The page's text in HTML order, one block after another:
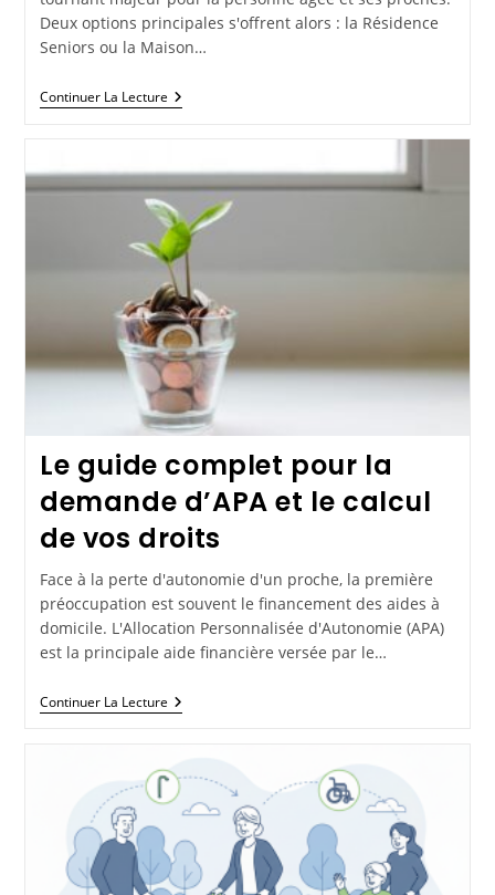
Deux options principales s'offrent alors : la Résidence
Seniors ou la Maison…
Continuer La Lecture
Le guide complet pour la
demande d’APA et le calcul
de vos droits
Face à la perte d'autonomie d'un proche, la première
préoccupation est souvent le financement des aides à
domicile. L'Allocation Personnalisée d'Autonomie (APA)
est la principale aide financière versée par le…
Continuer La Lecture